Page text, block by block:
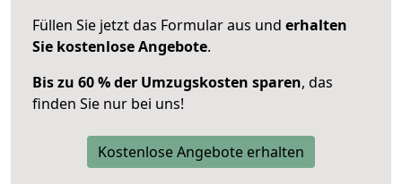
Füllen Sie jetzt das Formular aus und erhalten
Sie kostenlose Angebote.
Bis zu 60 % der Umzugskosten sparen, das
finden Sie nur bei uns!
Kostenlose Angebote erhalten